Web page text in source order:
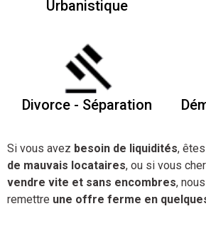
Urbanistique
Divorce - Séparation
Si vous avez besoin de liquidités, êtes
de mauvais locataires, ou si vous
vendre vite et sans encombres,
remettre une offre ferme en